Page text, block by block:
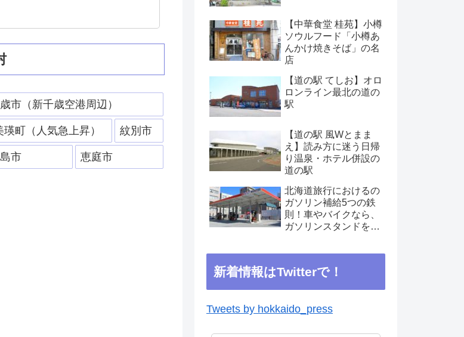
市（新千歳空港周辺）
瑛町（人気急上昇） 紋別市
市 恵庭市
【中華食堂 桂苑】小樽
ソウルフード「小樽あ
んかけ焼きそば」の名
店
【道の駅 てしお】オロ
ロンライン最北の道の
駅
【道の駅 風Wとまま
え】読み方に迷う日帰
り温泉・ホテル併設の
道の駅
北海道旅行におけるの
ガソリン補給5つの鉄
則！車やバイクなら、
ガソリンスタンドを見
新着情報はTwitterで！
Tweets by hokkaido_press